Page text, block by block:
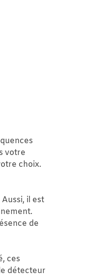
votre
choix.
il est
de
ces
détecteur